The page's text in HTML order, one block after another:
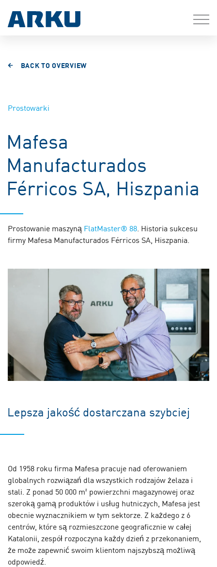
BACK TO OVERVIEW
Prostowarki
Mafesa
Manufacturados
Férricos SA, Hiszpania
Prostowanie maszyną FlatMaster® 88 . Historia sukcesu
firmy Mafesa Manufacturados Férricos SA, Hiszpania.
Lepsza jakość dostarczana szybciej
Od 1958 roku firma Mafesa pracuje nad oferowaniem
globalnych rozwiązań dla wszystkich rodzajów żelaza i
stali. Z ponad 50 000 m² powierzchni magazynowej oraz
szeroką gamą produktów i usług hutniczych, Mafesa jest
obecnie wyznacznikiem w tym sektorze. Z każdego z 6
centrów, które są rozmieszczone geograficznie w całej
Katalonii, zespół rozpoczyna każdy dzień z przekonaniem,
że może zapewnić swoim klientom najszybszą możliwą
odpowiedź.